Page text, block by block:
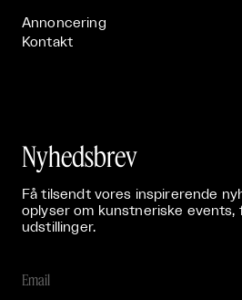
Annoncering
Kontakt
Nyhedsbrev
Få tilsendt vores inspirerende
oplyser om kunstneriske events,
udstillinger.